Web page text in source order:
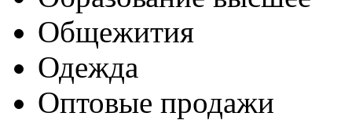
Общежития
Одежда
Оптовые продажи